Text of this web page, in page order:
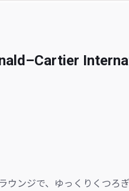
ウンジで、ゆっくりくつろぎ